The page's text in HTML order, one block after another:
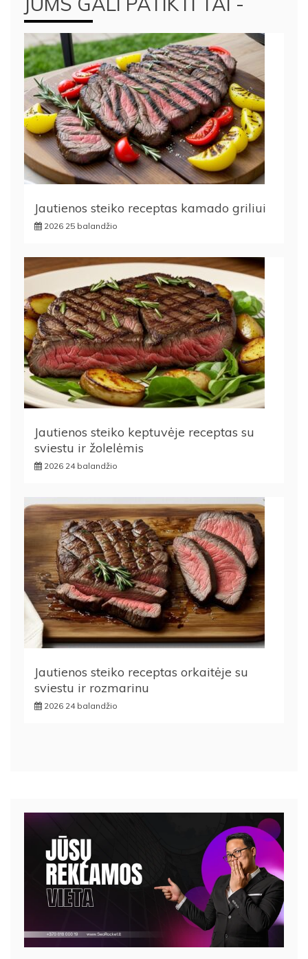
Jautienos steiko receptas kamado griliui
2026 25 balandžio
Jautienos steiko keptuvėje receptas su
sviestu ir žolelėmis
2026 24 balandžio
Jautienos steiko receptas orkaitėje su
sviestu ir rozmarinu
2026 24 balandžio